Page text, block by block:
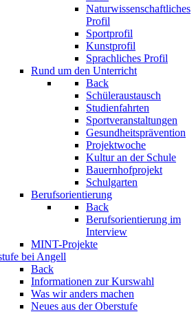
Naturwissenschaftliches
Profil
Sportprofil
Kunstprofil
Sprachliches Profil
Rund um den Unterricht
Back
Schüleraustausch
Studienfahrten
Sportveranstaltungen
Gesundheitsprävention
Projektwoche
Kultur an der Schule
Bauernhofprojekt
Schulgarten
Berufsorientierung
Back
Berufsorientierung im
Interview
MINT-Projekte
bei Angell
Back
Informationen zur Kurswahl
Was wir anders machen
Neues aus der Oberstufe